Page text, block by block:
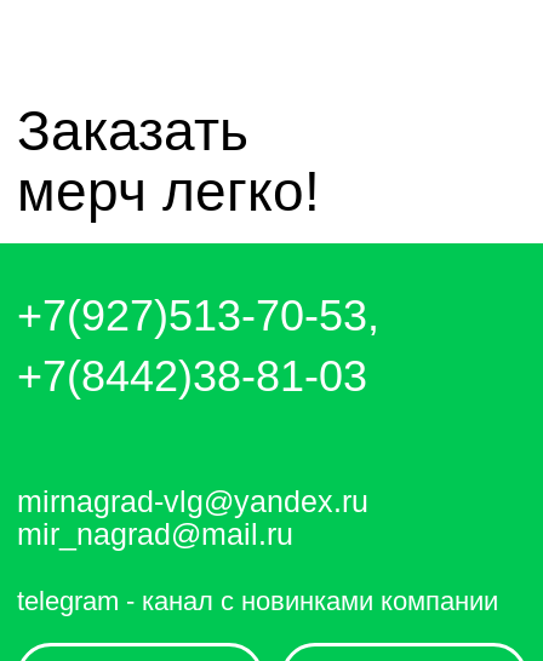
любым удобным способом, от налички
до выставления счёта и перевода на
карту.